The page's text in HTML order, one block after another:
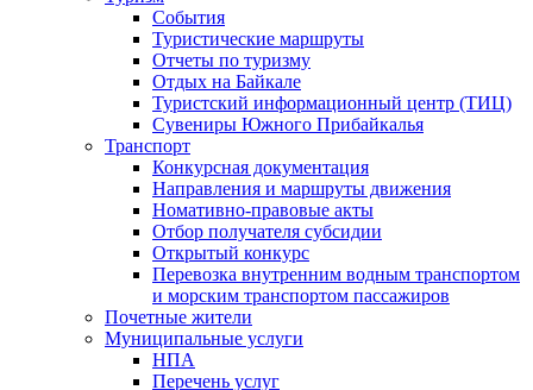
События
Туристические маршруты
Отчеты по туризму
Отдых на Байкале
Туристский информационный центр (ТИЦ)
Сувениры Южного Прибайкалья
Транспорт
Конкурсная документация
Направления и маршруты движения
Номативно-правовые акты
Отбор получателя субсидии
Открытый конкурс
Перевозка внутренним водным транспортом
и морским транспортом пассажиров
Почетные жители
Муниципальные услуги
НПА
Перечень услуг